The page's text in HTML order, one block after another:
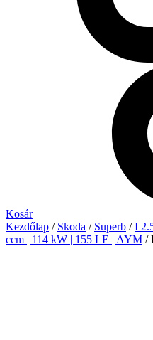
Kosár
Kezdőlap / Skoda / Superb /I
ccm | 114 kW | 155 LE | AYM /